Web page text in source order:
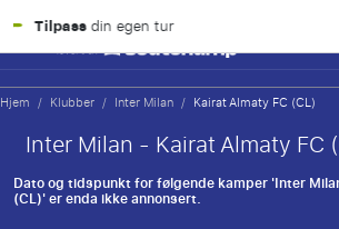
Hjem / Klubber / Inter Milan / Kairat Almaty FC (CL)
Inter Milan - Kairat Almaty FC
Dato og tidspunkt for følgende kamper 'Inter
(CL)' er enda ikke annonsert.